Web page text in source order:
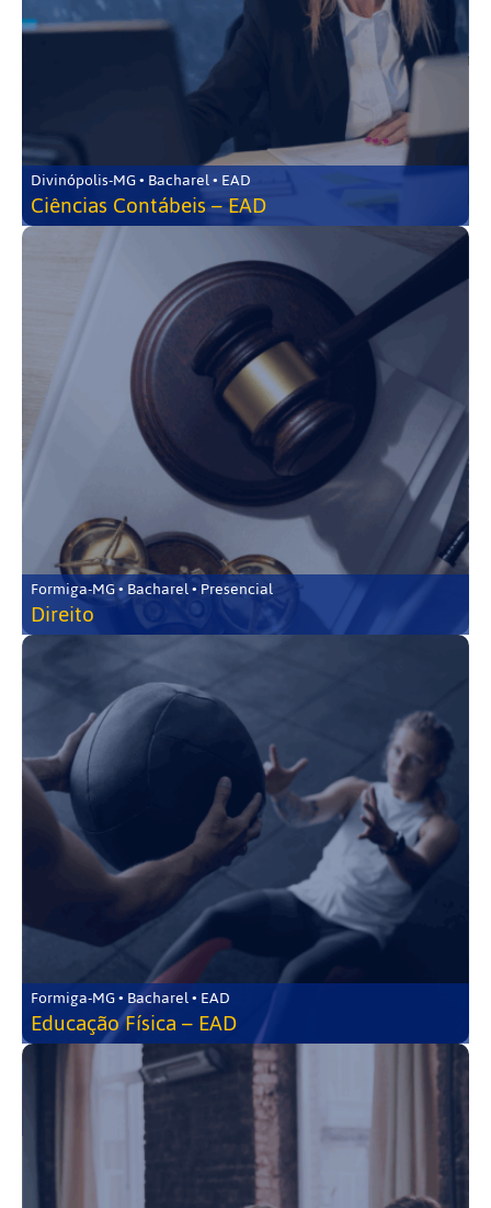
Divinópolis-MG • Bacharel • EAD
Ciências Contábeis – EAD
Formiga-MG • Bacharel • Presencial
Direito
Formiga-MG • Bacharel • EAD
Educação Física – EAD